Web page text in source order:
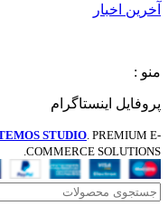
آخرین اخبار
منو :
پروفایل اینستاگرام
STUDIO . PREMIUM E-
COMMERCE SOLUTIONS.